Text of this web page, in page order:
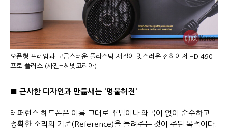
오픈형 프레임과 고급스러운 플라스틱 재질이 멋스러운 젠하이저 HD 490
프로 플러스 (사진=씨넷코리아)
■ 근사한 디자인과 만듦새는 '명불허전'
레퍼런스 헤드폰은 이름 그대로 꾸밈이나 왜곡이 없이 순수하고
정확한 소리의 기준(Reference)을 들려주는 것이 주된 목적이다.